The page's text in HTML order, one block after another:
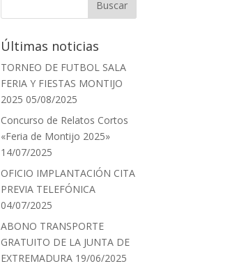
Últimas noticias
TORNEO DE FUTBOL SALA
FERIA Y FIESTAS MONTIJO
2025 05/08/2025
Concurso de Relatos Cortos
«Feria de Montijo 2025»
14/07/2025
OFICIO IMPLANTACIÓN CITA
PREVIA TELEFÓNICA
04/07/2025
ABONO TRANSPORTE
GRATUITO DE LA JUNTA DE
EXTREMADURA 19/06/2025